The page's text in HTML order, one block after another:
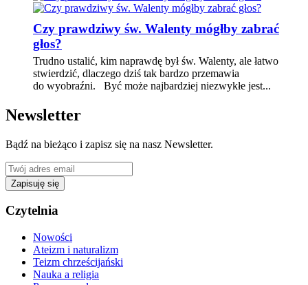
Czy prawdziwy św. Walenty mógłby zabrać
głos?
Trudno ustalić, kim naprawdę był św. Walenty, ale łatwo
stwierdzić, dlaczego dziś tak bardzo przemawia
do wyobraźni. Być może najbardziej niezwykłe jest...
Newsletter
Bądź na bieżąco i zapisz się na nasz Newsletter.
Zapisuję się
Czytelnia
Nowości
Ateizm i naturalizm
Teizm chrześcijański
Nauka a religia